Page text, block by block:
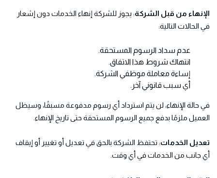
الإنهاء من قبل الشركة: يجوز للشركة إنهاء الخدمات دون إشعار
في الحالات التالية:
عدم سداد الرسوم المستحقة.
انتهاك شروط هذا الاتفاق.
إساءة معاملة موظفي الشركة.
أي سبب قانوني آخر.
في حالة الإنهاء، لن يتم استرداد أي رسوم مدفوعة مسبقًا، وسيظل
العميل ملزمًا بدفع جميع الرسوم المستحقة حتى تاريخ الإنهاء.
تعديل الخدمات: تحتفظ الشركة بالحق في تعديل أو تغيير أو إيقاف
أي جانب من الخدمات في أي وقت.